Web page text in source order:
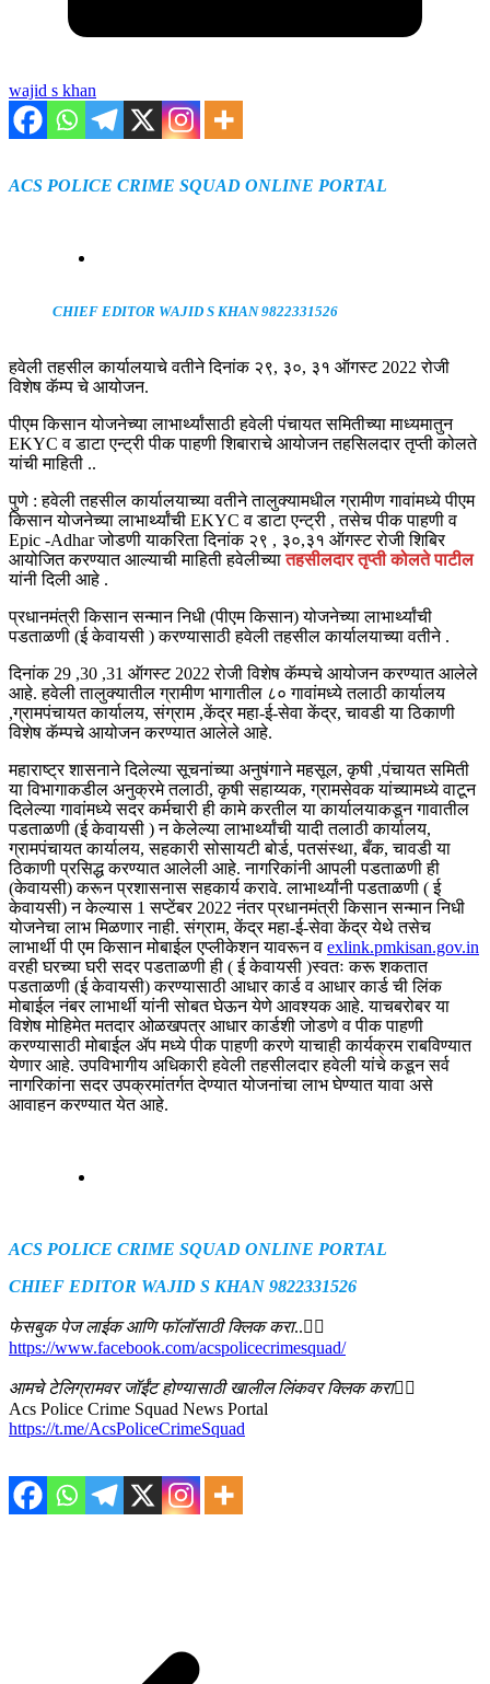
wajid s khan
ACS POLICE CRIME SQUAD ONLINE PORTAL
CHIEF EDITOR WAJID S KHAN 9822331526
हवेली तहसील कार्यालयाचे वतीने दिनांक २९, ३०, ३१ ऑगस्ट 2022 रोजी
विशेष कॅम्प चे आयोजन.
पीएम किसान योजनेच्या लाभार्थ्यांसाठी हवेली पंचायत समितीच्या माध्यमातुन
EKYC व डाटा एन्ट्री पीक पाहणी शिबाराचे आयोजन तहसिलदार तृप्ती कोलते
यांची माहिती ..
पुणे : हवेली तहसील कार्यालयाच्या वतीने तालुक्यामधील ग्रामीण गावांमध्ये पीएम
किसान योजनेच्या लाभार्थ्यांची EKYC व डाटा एन्ट्री , तसेच पीक पाहणी व
Epic -Adhar जोडणी याकरिता दिनांक २९ , ३०,३१ ऑगस्ट रोजी शिबिर
आयोजित करण्यात आल्याची माहिती हवेलीच्यातहसीलदार तृप्ती कोलते पाटील
यांनी दिली आहे .
प्रधानमंत्री किसान सन्मान निधी (पीएम किसान) योजनेच्या लाभार्थ्यांची
पडताळणी (ई केवायसी ) करण्यासाठी हवेली तहसील कार्यालयाच्या वतीने .
दिनांक 29 ,30 ,31 ऑगस्ट 2022 रोजी विशेष कॅम्पचे आयोजन करण्यात आलेले
आहे. हवेली तालुक्यातील ग्रामीण भागातील ८० गावांमध्ये तलाठी कार्यालय
,ग्रामपंचायत कार्यालय, संग्राम ,केंद्र महा-ई-सेवा केंद्र, चावडी या ठिकाणी
विशेष कॅम्पचे आयोजन करण्यात आलेले आहे.
महाराष्ट्र शासनाने दिलेल्या सूचनांच्या अनुषंगाने महसूल, कृषी ,पंचायत समिती
या विभागाकडील अनुक्रमे तलाठी, कृषी सहाय्यक, ग्रामसेवक यांच्यामध्ये वाटून
दिलेल्या गावांमध्ये सदर कर्मचारी ही कामे करतील या कार्यालयाकडून गावातील
पडताळणी (ई केवायसी ) न केलेल्या लाभार्थ्यांची यादी तलाठी कार्यालय,
ग्रामपंचायत कार्यालय, सहकारी सोसायटी बोर्ड, पतसंस्था, बँक, चावडी या
ठिकाणी प्रसिद्ध करण्यात आलेली आहे. नागरिकांनी आपली पडताळणी ही
(केवायसी) करून प्रशासनास सहकार्य करावे. लाभार्थ्यांनी पडताळणी ( ई
केवायसी) न केल्यास 1 सप्टेंबर 2022 नंतर प्रधानमंत्री किसान सन्मान निधी
योजनेचा लाभ मिळणार नाही. संग्राम, केंद्र महा-ई-सेवा केंद्र येथे तसेच
लाभार्थी पी एम किसान मोबाईल एप्लीकेशन यावरून व exlink.pmkisan.gov.in
वरही घरच्या घरी सदर पडताळणी ही ( ई केवायसी )स्वतः करू शकतात
पडताळणी (ई केवायसी) करण्यासाठी आधार कार्ड व आधार कार्ड ची लिंक
मोबाईल नंबर लाभार्थी यांनी सोबत घेऊन येणे आवश्यक आहे. याचबरोबर या
विशेष मोहिमेत मतदार ओळखपत्र आधार कार्डशी जोडणे व पीक पाहणी
करण्यासाठी मोबाईल ॲप मध्ये पीक पाहणी करणे याचाही कार्यक्रम राबविण्यात
येणार आहे. उपविभागीय अधिकारी हवेली तहसीलदार हवेली यांचे कडून सर्व
नागरिकांना सदर उपक्रमांतर्गत देण्यात योजनांचा लाभ घेण्यात यावा असे
आवाहन करण्यात येत आहे.
ACS POLICE CRIME SQUAD ONLINE PORTAL
CHIEF EDITOR WAJID S KHAN 9822331526
फेसबुक पेज लाईक आणि फॉलॉसाठी क्लिक करा..👇🏻
https://www.facebook.com/acspolicecrimesquad/
आमचे टेलिग्रामवर जॉईंट होण्यासाठी खालील लिंकवर क्लिक करा👇🏻
Acs Police Crime Squad News Portal
https://t.me/AcsPoliceCrimeSquad